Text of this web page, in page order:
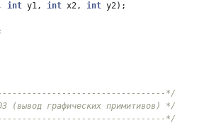
int y1, int x2, int y2);
*/
(вывод графических примитивов) */
*/